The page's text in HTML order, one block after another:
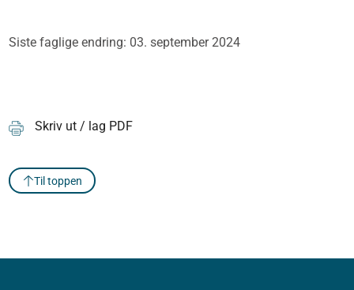
Siste faglige endring: 03. september 2024
Skriv ut / lag PDF
Til toppen